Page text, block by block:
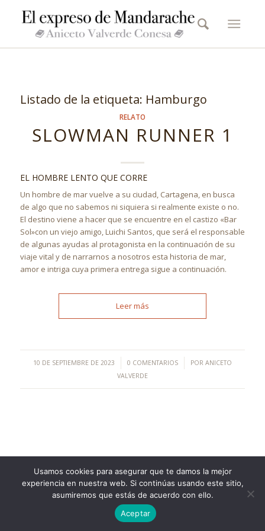
Listado de la etiqueta: Hamburgo
RELATO
SLOWMAN RUNNER 1
EL HOMBRE LENTO QUE CORRE
Un hombre de mar vuelve a su ciudad, Cartagena, en busca
de algo que no sabemos ni siquiera si realmente existe o no.
El destino viene a hacer que se encuentre en el castizo «Bar
Sol»con un viejo amigo, Luichi Santos, que será el responsable
de algunas ayudas al protagonista en la continuación de su
viaje vital y de narrarnos a nosotros esta historia de mar,
amor e intriga cuya primera entrega sigue a continuación.
Leer más
10 DE SEPTIEMBRE DE 2023
/ 0 COMENTARIOS
/ POR ANICETO
VALVERDE
©Copyright [2023] - TecnoMur Sistemas, Informática y
Telecomunicaciones
AVISO LEGAL
Usamos cookies para asegurar que te damos la mejor
experiencia en nuestra web. Si continúas usando este sitio,
asumiremos que estás de acuerdo con ello.
Aceptar